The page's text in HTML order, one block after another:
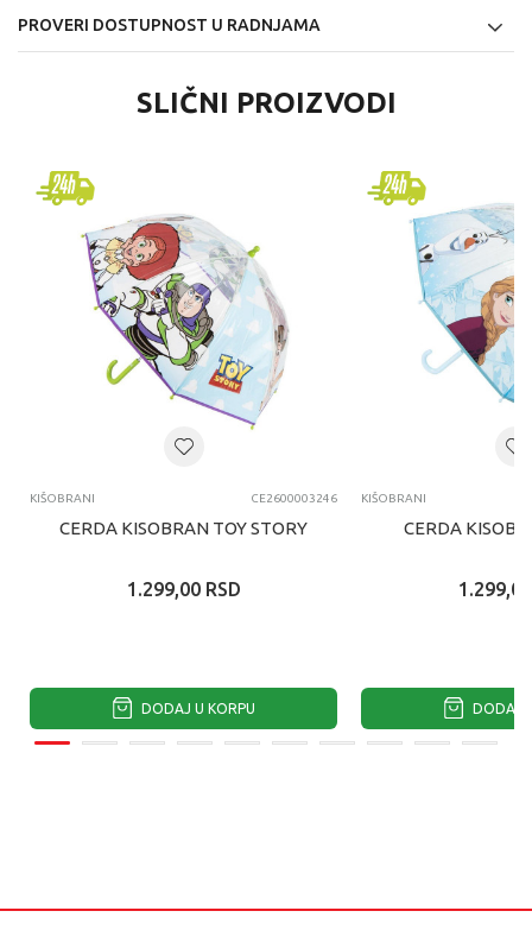
PROVERI DOSTUPNOST U RADNJAMA
SLIČNI PROIZVODI
KIŠOBRANI CE2600003246
CERDA KISOBRAN TOY STORY
1.299,00 RSD
DODAJ U KORPU
KIŠOBRANI
CERDA
1.299,00
DODAJ